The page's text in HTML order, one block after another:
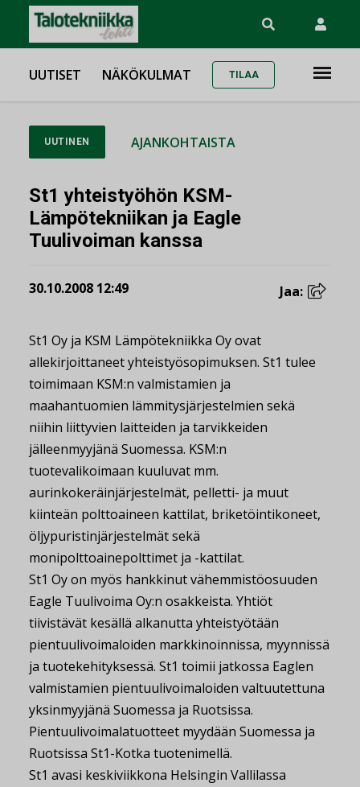
UUTISET NÄKÖKULMAT TILAA
UUTINEN AJANKOHTAISTA
St1 yhteistyöhön KSM-
Lämpötekniikan ja Eagle
Tuulivoiman kanssa
30.10.2008 12:49 Jaa:
St1 Oy ja KSM Lämpötekniikka Oy ovat
allekirjoittaneet yhteistyösopimuksen. St1 tulee
toimimaan KSM:n valmistamien ja
maahantuomien lämmitysjärjestelmien sekä
niihin liittyvien laitteiden ja tarvikkeiden
jälleenmyyjänä Suomessa. KSM:n
tuotevalikoimaan kuuluvat mm.
aurinkokeräinjärjestelmät, pelletti- ja muut
kiinteän polttoaineen kattilat, briketöintikoneet,
öljypuristinjärjestelmät sekä
monipolttoainepolttimet ja -kattilat.
St1 Oy on myös hankkinut vähemmistöosuuden
Eagle Tuulivoima Oy:n osakkeista. Yhtiöt
tiivistävät kesällä alkanutta yhteistyötään
pientuulivoimaloiden markkinoinnissa, myynnissä
ja tuotekehityksessä. St1 toimii jatkossa Eaglen
valmistamien pientuulivoimaloiden valtuutettuna
yksinmyyjänä Suomessa ja Ruotsissa.
Pientuulivoimalatuotteet myydään Suomessa ja
Ruotsissa St1-Kotka tuotenimellä.
St1 avasi keskiviikkona Helsingin Vallilassa